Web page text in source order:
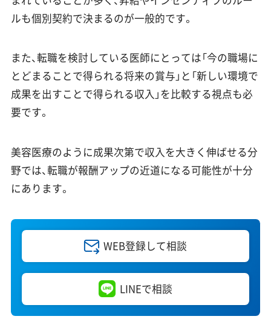
ルも個別契約で決まるのが一般的です。
また、転職を検討している医師にとっては「今の職場に
とどまることで得られる将来の賞与」と「新しい環境で
成果を出すことで得られる収入」を比較する視点も必
要です。
美容医療のように成果次第で収入を大きく伸ばせる分
野では、転職が報酬アップの近道になる可能性が十分
にあります。
WEB登録して相談
LINEで相談